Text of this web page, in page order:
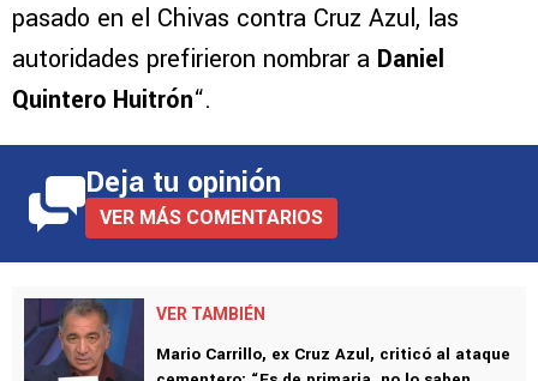
pasado en el Chivas contra Cruz Azul, las
autoridades prefirieron nombrar a Daniel
Quintero Huitrón“.
Deja tu opinión
VER MÁS COMENTARIOS
VER TAMBIÉN
Mario Carrillo, ex Cruz Azul, criticó al ataque